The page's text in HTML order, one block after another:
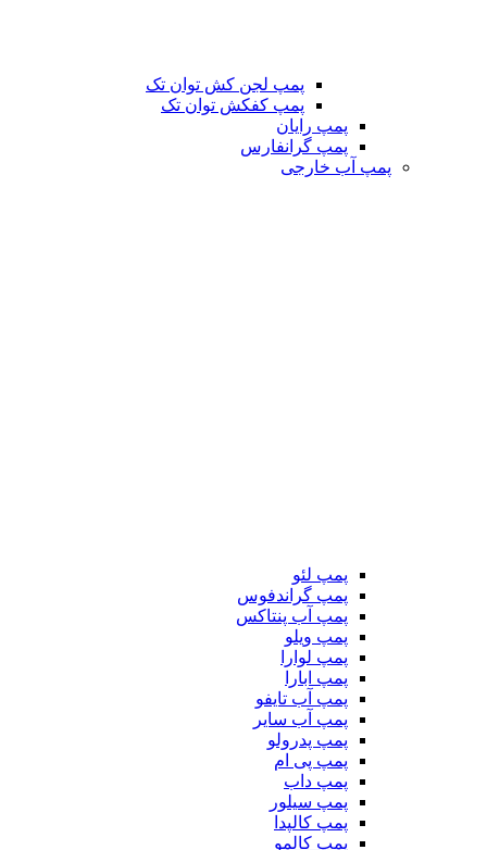
پمپ لجن کش توان تک
پمپ کفکش توان تک
پمپ رایان
پمپ گرانفارس
پمپ آب خارجی
پمپ لئو
پمپ گراندفوس
پمپ آب پنتاکس
پمپ ویلو
پمپ لوارا
پمپ ابارا
پمپ آب تایفو
پمپ آب سایر
پمپ پدرولو
پمپ پی ام
پمپ داب
پمپ سیلور
پمپ کالپدا
پمپ کالمو